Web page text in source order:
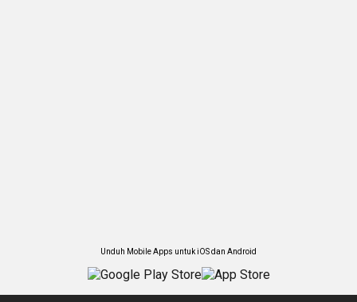
Unduh Mobile Apps untuk iOS dan Android